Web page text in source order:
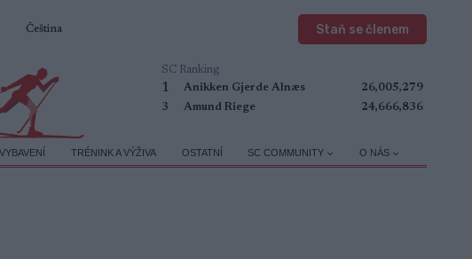
Čeština Staň se členem
SC Ranking
1 Anikken Gjerde Alnæs
26,005,279
3
Amund Riege 24,666,836
VYBAVENÍ TRÉNINK A VÝŽIVA OSTATNÍ SC COMMUNITY O NÁS